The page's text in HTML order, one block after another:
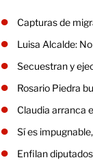
Capturas de
Luisa Alcalde:
Secuestran y
Rosario Piedra
Claudia arranca
Sí es
Enfilan